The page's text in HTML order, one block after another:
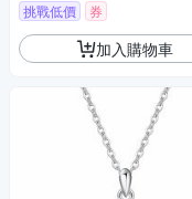
挑戰低價 券
加入購物車